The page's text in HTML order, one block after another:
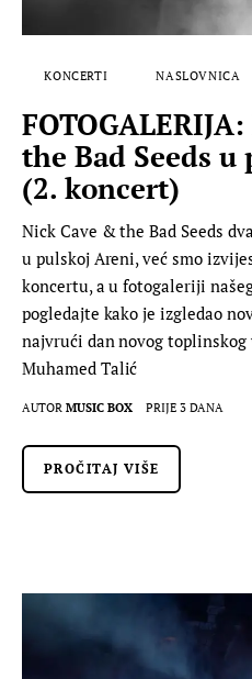
KONCERTI NASLOVNICA
the Bad Seeds
(2. koncert)
Nick Cave & the Bad Seeds
u pulskoj Areni, već smo
koncertu, a u fotogaleriji
pogledajte kako je izgledao
najvrući dan novog toplinskog
Muhamed Talić
AUTOR MUSIC BOX PRIJE 3 DANA
PROČITAJ VIŠE